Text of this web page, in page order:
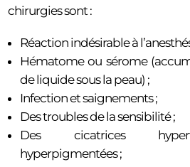
chirurgies sont :
Réaction indésirable à
Hématome ou sérome
de liquide sous la peau) ;
Infection et saignements ;
Des troubles de la sensibilité ;
Des cicatrices
hyperpigmentées ;